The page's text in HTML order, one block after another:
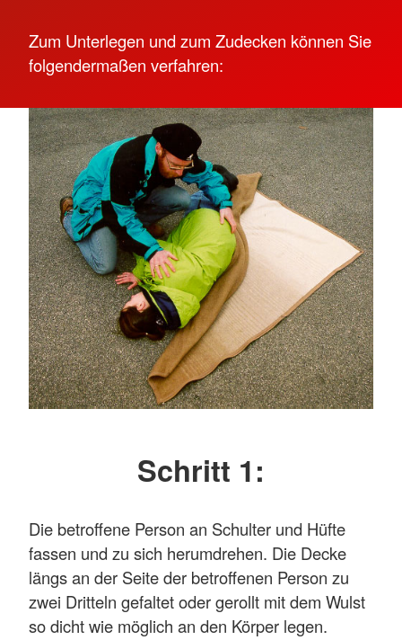
Zum Unterlegen und zum Zudecken können Sie
folgendermaßen verfahren:
Schritt 1:
Die betroffene Person an Schulter und Hüfte
fassen und zu sich herumdrehen. Die Decke
längs an der Seite der betroffenen Person zu
zwei Dritteln gefaltet oder gerollt mit dem Wulst
so dicht wie möglich an den Körper legen.